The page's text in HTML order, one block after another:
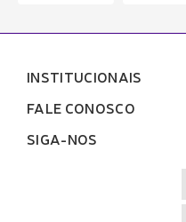
INSTITUCIONAIS
FALE CONOSCO
SIGA-NOS